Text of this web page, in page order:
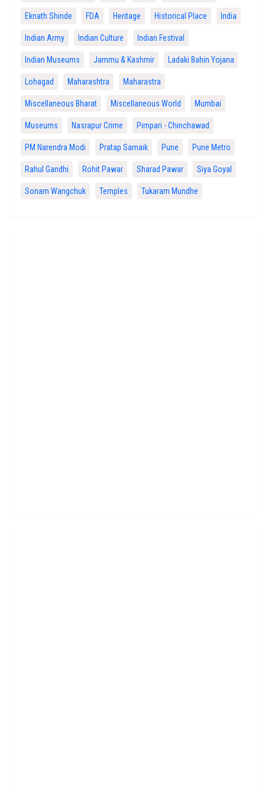
Eknath Shinde FDA Heritage Historical Place India
Indian Army Indian Culture Indian Festival
Indian Museums Jammu & Kashmir Ladaki Bahin Yojana
Lohagad Maharashtra Maharastra
Miscellaneous Bharat Miscellaneous World Mumbai
Museums Nasrapur Crime Pimpari - Chinchawad
PM Narendra Modi Pratap Sarnaik Pune Pune Metro
Rahul Gandhi Rohit Pawar Sharad Pawar Siya Goyal
Sonam Wangchuk Temples Tukaram Mundhe